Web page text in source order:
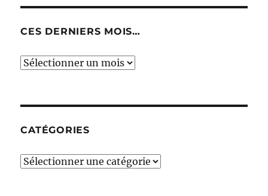
CES DERNIERS MOIS…
Ces
CATÉGORIES
Catégories